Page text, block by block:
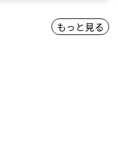
もっと見る